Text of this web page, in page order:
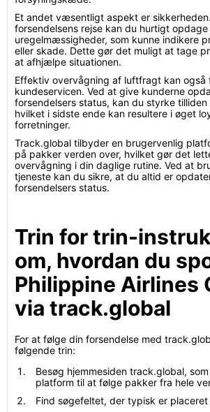
Et andet væsentligt aspekt er
forsendelsens rejse kan du hurtigt
uregelmæssigheder, som kunne indikere
eller skade. Dette gør det muligt at tage
at afhjælpe situationen.
Effektiv overvågning af luftfragt kan også
kundeservicen. Ved at give kunderne
forsendelsers status, kan du styrke
hvilket i sidste ende kan resultere i øget
forretninger.
Track.global tilbyder en brugervenlig
på pakker verden over, hvilket gør det
overvågning i din daglige rutine. Ved at
tjeneste kan du sikre, at du altid er
forsendelsers status.
Trin for trin-
om, hvordan du
Philippine Airlines
via track.global
For at følge din forsendelse med
følgende trin:
Besøg hjemmesiden track.global,
platform til at følge pakker fra hele
Find søgefeltet, der typisk er